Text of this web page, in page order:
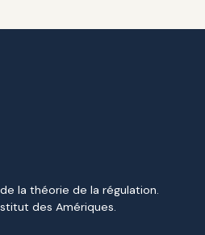
la théorie de la régulation.
des Amériques.